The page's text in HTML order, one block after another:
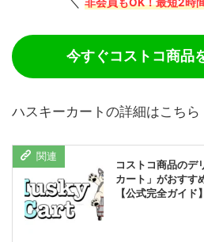
今すぐコストコ商品
ハスキーカートの詳細はこちら
コストコ商品のデ
カート」がおすす
【公式完全ガイド】